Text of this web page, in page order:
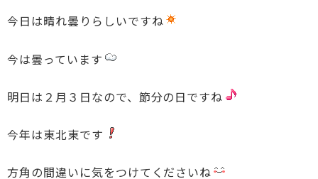
今日は晴れ曇りらしいですね
今は曇っています
明日は２月３日なので、節分の日ですね
今年は東北東です
方角の間違いに気をつけてくださいね